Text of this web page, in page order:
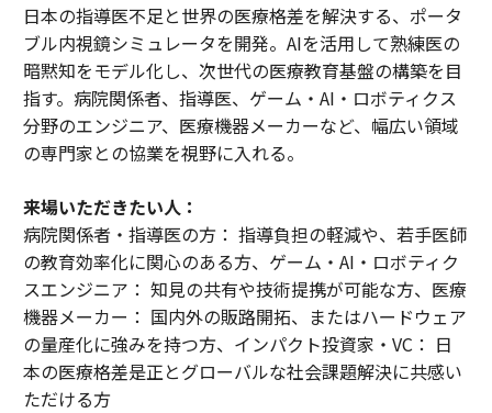
日本の指導医不足と世界の医療格差を解決する、ポータ
ブル内視鏡シミュレータを開発。AIを活用して熟練医の
暗黙知をモデル化し、次世代の医療教育基盤の構築を目
指す。病院関係者、指導医、ゲーム・AI・ロボティクス
分野のエンジニア、医療機器メーカーなど、幅広い領域
の専門家との協業を視野に入れる。
来場いただきたい人：
病院関係者・指導医の方： 指導負担の軽減や、若手医師
の教育効率化に関心のある方、ゲーム・AI・ロボティク
スエンジニア： 知見の共有や技術提携が可能な方、医療
機器メーカー： 国内外の販路開拓、またはハードウェア
の量産化に強みを持つ方、インパクト投資家・VC： 日
本の医療格差是正とグローバルな社会課題解決に共感い
ただける方